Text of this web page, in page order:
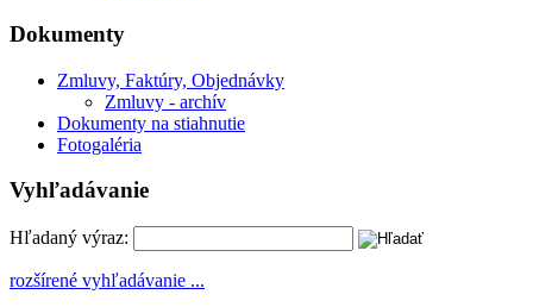
Dokumenty
Zmluvy, Faktúry, Objednávky
Zmluvy - archív
Dokumenty na stiahnutie
Fotogaléria
Vyhľadávanie
Hľadaný výraz:
rozšírené vyhľadávanie ...